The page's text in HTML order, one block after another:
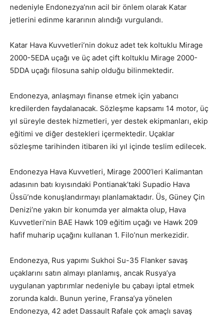
nedeniyle Endonezya’nın acil bir önlem olarak Katar
jetlerini edinme kararının alındığı vurgulandı.
Katar Hava Kuvvetleri’nin dokuz adet tek koltuklu Mirage
2000-5EDA uçağı ve üç adet çift koltuklu Mirage 2000-
5DDA uçağı filosuna sahip olduğu bilinmektedir.
Endonezya, anlaşmayı finanse etmek için yabancı
kredilerden faydalanacak. Sözleşme kapsamı 14 motor, üç
yıl süreyle destek hizmetleri, yer destek ekipmanları, ekip
eğitimi ve diğer destekleri içermektedir. Uçaklar
sözleşme tarihinden itibaren iki yıl içinde teslim edilecek.
Endonezya Hava Kuvvetleri, Mirage 2000’leri Kalimantan
adasının batı kıyısındaki Pontianak’taki Supadio Hava
Üssü’nde konuşlandırmayı planlamaktadır. Üs, Güney Çin
Denizi’ne yakın bir konumda yer almakta olup, Hava
Kuvvetleri’nin BAE Hawk 109 eğitim uçağı ve Hawk 209
hafif muharip uçağını kullanan 1. Filo’nun merkezidir.
Endonezya, Rus yapımı Sukhoi Su-35 Flanker savaş
uçaklarını satın almayı planlamış, ancak Rusya’ya
uygulanan yaptırımlar nedeniyle bu çabayı iptal etmek
zorunda kaldı. Bunun yerine, Fransa’ya yönelen
Endonezya, 42 adet Dassault Rafale çok amaçlı savaş